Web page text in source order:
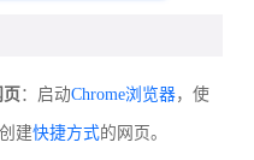
页：启动Chrome浏览器，使
建快捷方式的网页。